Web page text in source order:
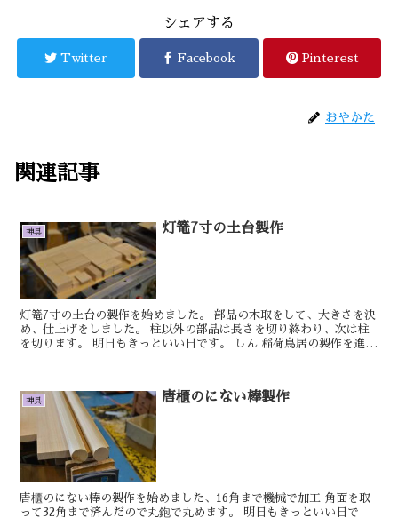
シェアする
Twitter Facebook Pinterest
おやかた
関連記事
神具 灯篭7寸の土台製作
灯篭7寸の土台の製作を始めました。 部品の木取をして、大きさを決
め、仕上げをしました。 柱以外の部品は長さを切り終わり、次は柱
を切ります。 明日もきっといい日です。 しん 稲荷鳥居の製作を進め
神具 唐櫃のにない棒製作
唐櫃のにない棒の製作を始めました、16角まで機械で加工 角面を取
って32角まで済んだので丸鉋で丸めます。 明日もきっといい日で